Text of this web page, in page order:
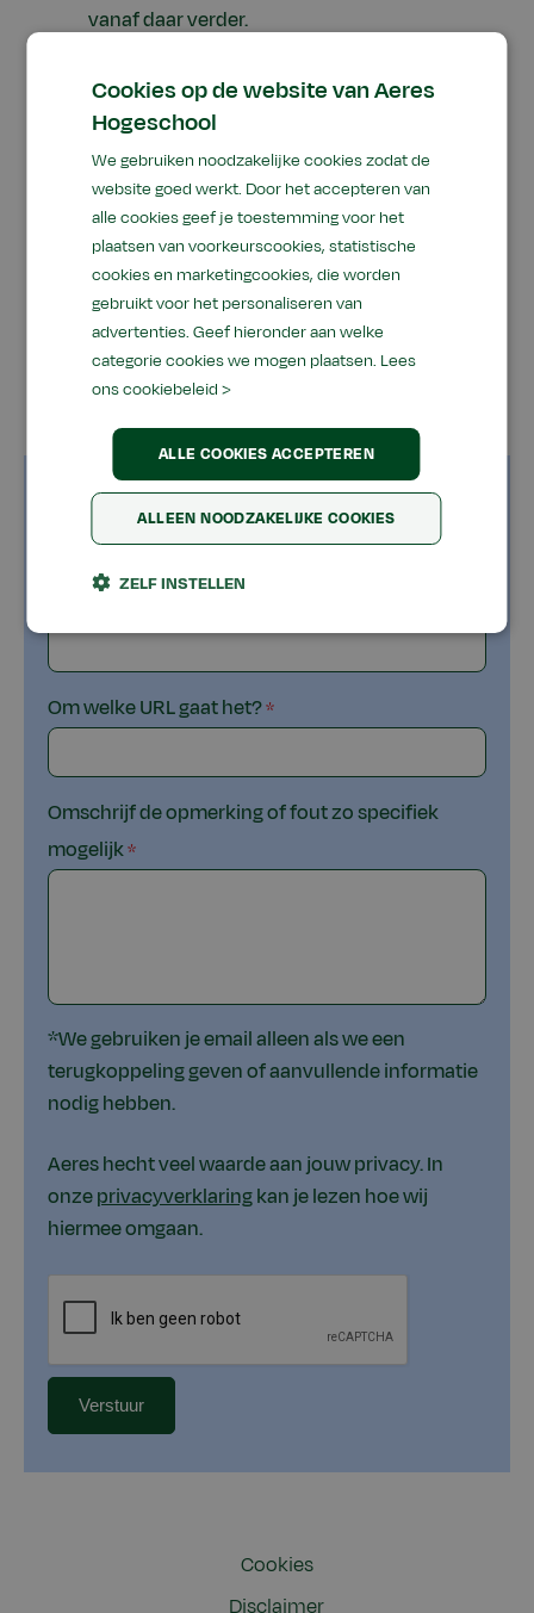
vanaf daar verder.
gewenste informatie te vinden.
Als de problemen aanhouden of als je van
mening bent dat dit een fout is, neem dan
alsjeblieft contact met ons op via onderstaand
contactformulier. We zullen het probleem zo
snel mogelijk onderzoeken. Onze excuses voor
het ongemak en dank voor je begrip.
Naam
Om welke URL gaat het?
Omschrijf de opmerking of fout zo specifiek
mogelijk
*We gebruiken je email alleen als we een
terugkoppeling geven of aanvullende informatie
nodig hebben.
Aeres hecht veel waarde aan jouw privacy. In
onzeprivacyverklaringkan je lezen hoe wij
hiermee omgaan.
Cookies
Disclaimer
Cookies op de website van Aeres
Hogeschool
We gebruiken noodzakelijke cookies zodat de
website goed werkt. Door het accepteren van
alle cookies geef je toestemming voor het
plaatsen van voorkeurscookies, statistische
cookies en marketingcookies, die worden
gebruikt voor het personaliseren van
advertenties. Geef hieronder aan welke
categorie cookies we mogen plaatsen. Lees
ons cookiebeleid >
ALLE COOKIES ACCEPTEREN
ALLEEN NOODZAKELIJKE COOKIES
ZELF INSTELLEN